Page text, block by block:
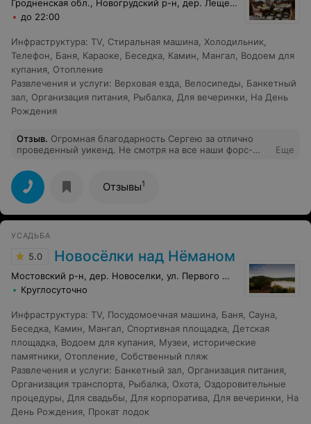
Гродненская обл., Новогрудский р-н, дер. Лещенка, 39
до 22:00
Инфраструктура: TV Стиральная машина Холодильник
Телефон
Баня Караоке Беседка Камин Мангал
Водоем для
купания Отопление
Развлечения и услуги: Верховая езда Велосипеды
Банкетный
зал
Организация питания Рыбалка Для вечеринки
На День
Рождения
Отзыв. Огромная благодарность Сергею за отлично
проведенный уикенд. Не смотря на все наши форс-
идеальную атмосферу для отдыха. Прекрасная усадьба
со всеми возможными удобствами. Чуткое отношение
к постояльцам. Великолепная природа. А баня что-то
невероятное! Огромное ещё раз спасибо, постараемся
сделать наши поездки к Вам традицией на долгие
Еще
Отзывы1
УСАДЬБА
5.0 Новосёлки над Нёманом
Мостовский р-н, дер. Новоселки, ул. Первого Мая, 5а
Круглосуточно
Инфраструктура: TV Посудомоечная машина Баня Сауна
Беседка Камин Мангал Спортивная площадка Детская
площадка Водоем для купания Музеи, исторические
памятники
Отопление
Собственный пляж
Развлечения и услуги: Банкетный зал Организация питания
Организация транспорта Рыбалка Охота Оздоровительные
процедуры
Для свадьбы Для корпоратива Для вечеринки
На
День Рождения Прокат лодок